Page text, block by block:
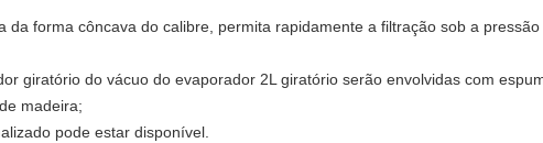
da forma côncava do calibre, permita rapidamente a filtração sob a pressão
giratório do vácuo do evaporador 2L giratório serão envolvidas com
madeira;
pode estar disponível.